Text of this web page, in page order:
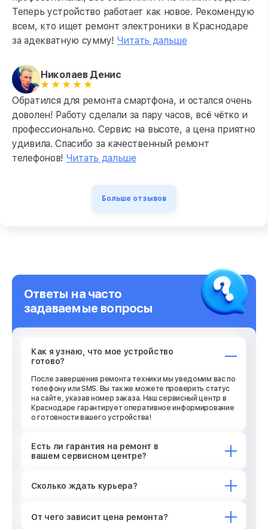
Теперь устройство работает как новое. Рекомендую
всем, кто ищет ремонт электроники в Краснодаре
за адекватную сумму! Читать дальше
Николаев Денис
Обратился для ремонта смартфона, и остался очень
доволен! Работу сделали за пару часов, всё чётко и
профессионально. Сервис на высоте, а цена приятно
удивила. Спасибо за качественный ремонт
телефонов! Читать дальше
Больше отзывов
Ответы на часто
задаваемые вопросы
Как я узнаю, что мое устройство
готово?
После завершения ремонта техники мы уведомим вас по
телефону или SMS. Вы также можете проверить статус
на сайте, указав номер заказа. Наш сервисный центр в
Краснодаре гарантирует оперативное информирование
о готовности вашего устройства!
Есть ли гарантия на ремонт в
вашем сервисном центре?
Сколько ждать курьера?
От чего зависит цена ремонта?